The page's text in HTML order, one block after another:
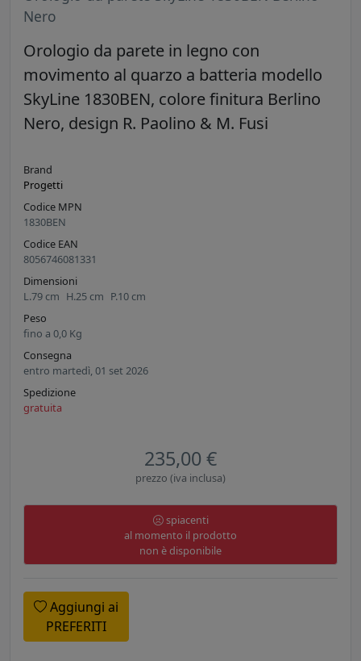
Nero
Orologio da parete in legno con
movimento al quarzo a batteria modello
SkyLine 1830BEN, colore finitura Berlino
Nero, design R. Paolino & M. Fusi
Brand
Progetti
Codice MPN
1830BEN
Codice EAN
8056746081331
Dimensioni
L.79 cm H.25 cm P.10 cm
Peso
fino a 0,0 Kg
Consegna
entro martedì, 01 set 2026
Spedizione
gratuita
235,00 €
prezzo (iva inclusa)
spiacenti
al momento il prodotto
non è disponibile
Aggiungi ai
PREFERITI